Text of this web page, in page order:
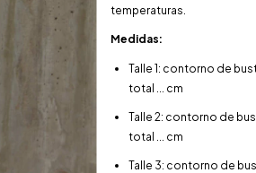
temperaturas.
Medidas:
Talle 1: contorno de
total ... cm
Talle 2: contorno de
total ... cm
Talle 3: contorno de